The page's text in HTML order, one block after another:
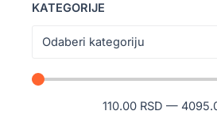
KATEGORIJE
Odaberi kategoriju
110.00 RSD —